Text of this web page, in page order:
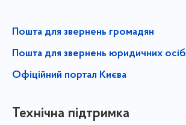
Пошта для звернень громадян
Пошта для звернень юридичних осіб
Офіційний портал Києва
Технічна підтримка